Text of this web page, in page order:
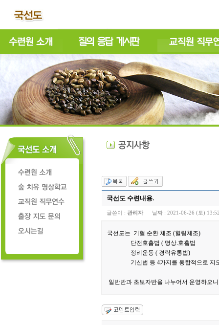
국선도 수련내용.
글쓴이 : 관리자 날짜 : 2021-06-26 (토)
국선도는 기혈 순환 체조 (힐링체조)
단전호흡법 ( 명상.호흡법
정리운동 ( 경락유통법)
기신법 등 4가지를 통합적으로 지
일반반과 초보자반을 나누어서 운영하오